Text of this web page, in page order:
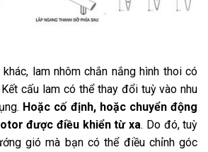
lam nhôm chắn nắng hình thoi có
cấu lam có thể thay đổi tuỳ vào nhu
Hoặc cố định, hoặc chuyển động
được điều khiển từ xa. Do đó, tuỳ
gió mà bạn có thể điều chỉnh góc